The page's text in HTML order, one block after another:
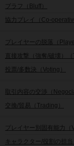
ブラフ（Bluff）
協力プレイ（Co-
プレイヤーの脱落（
直接攻撃（強奪/破壊）（
投票/多数決（Voting）
取引内容の交渉（
交換/貿易（Trading）
プレイヤー別固有能力
キャラクター/役割の担